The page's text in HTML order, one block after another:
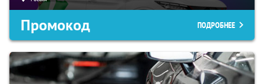
Промокод ПОДРОБНЕЕ